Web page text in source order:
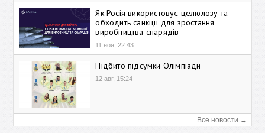
Як Росія використовує целюлозу та
обходить санкції для зростання
виробництва снарядів
11 ноя, 22:43
Підбито підсумки Олімпіади
12 авг, 15:24
Все новости →